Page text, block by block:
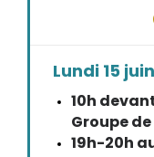
Lundi 15
10h
Groupe
19h-20h